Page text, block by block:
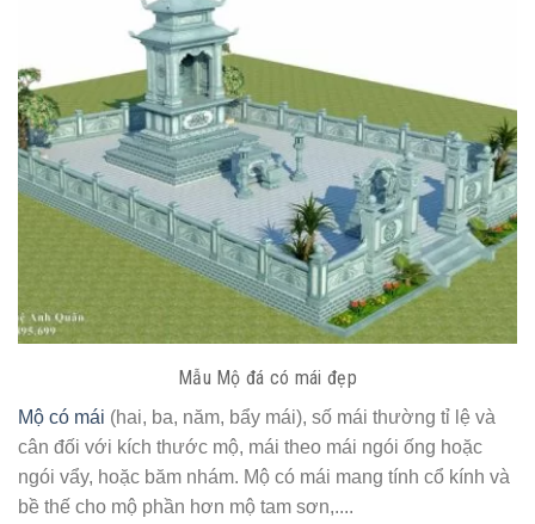
Mẫu Mộ đá có mái đẹp
Mộ có mái (hai, ba, năm, bẩy mái), số mái thường tỉ lệ và
cân đối với kích thước mộ, mái theo mái ngói ống hoặc
ngói vẩy, hoặc băm nhám. Mộ có mái mang tính cổ kính và
bề thế cho mộ phần hơn mộ tam sơn,....